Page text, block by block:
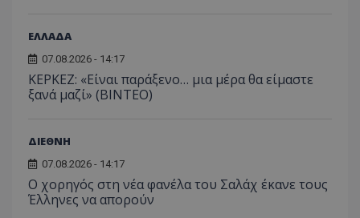
ΕΛΛΑΔΑ
07.08.2026 - 14:17
ΚΕΡΚΕΖ: «Είναι παράξενο… μια μέρα θα είμαστε
ξανά μαζί» (BINTEO)
ΔΙΕΘΝΗ
07.08.2026 - 14:17
Ο χορηγός στη νέα φανέλα του Σαλάχ έκανε τους
Έλληνες να απορούν